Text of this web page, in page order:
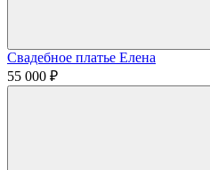
Свадебное платье Елена
55 000 ₽